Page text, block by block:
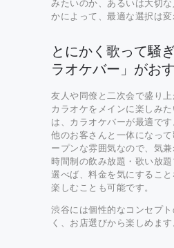
みたいのか、あるいは大切
かによって、最適な選択は変
とにかく歌って騒
ラオケバー」がお
友人や同僚と二次会で盛り上
カラオケをメインに楽しみ
は、カラオケバーが最適です
他のお客さんと一体になっ
ープンな雰囲気なので、気兼
時間制の飲み放題・歌い放
選べば、料金を気にするこ
楽しむことも可能です。
渋谷には個性的なコンセプ
く、お店選びから楽しめます